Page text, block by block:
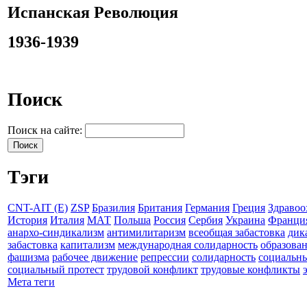
Испанская Революция
1936-1939
Поиск
Поиск на сайте:
Тэги
CNT-AIT (E) ZSP Бразилия Британия Германия Греция
История Италия МАТ Польша Россия Сербия Украина
анархо-синдикализм антимилитаризм всеобщая забастовка
забастовка капитализм международная солидарность
фашизма рабочее движение репрессии солидарность
социальный протест трудовой конфликт трудовые конфликты
Мета теги